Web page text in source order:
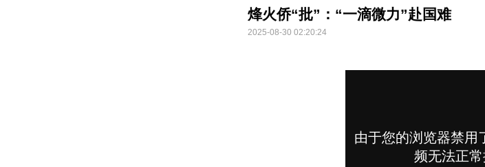
烽火侨“批”：“一滴微力”赴国难
2025-08-30 02:20:24